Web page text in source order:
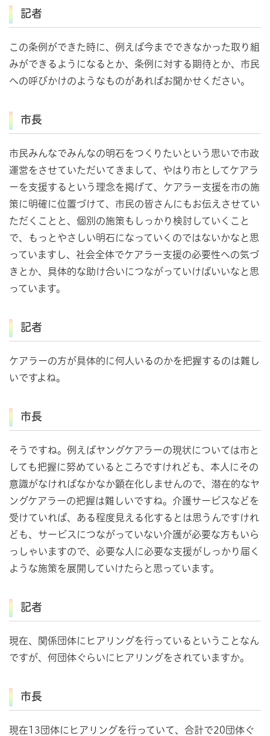
記者
この条例ができた時に、例えば今までできなかった取り組
みができるようになるとか、条例に対する期待とか、市民
への呼びかけのようなものがあればお聞かせください。
市長
市民みんなでみんなの明石をつくりたいという思いで市政
運営をさせていただいてきまして、やはり市としてケアラ
ーを支援するという理念を掲げて、ケアラー支援を市の施
策に明確に位置づけて、市民の皆さんにもお伝えさせてい
ただくことと、個別の施策もしっかり検討していくこと
で、もっとやさしい明石になっていくのではないかなと思
っていますし、社会全体でケアラー支援の必要性への気づ
きとか、具体的な助け合いにつながっていけばいいなと思
っています。
記者
ケアラーの方が具体的に何人いるのかを把握するのは難し
いですよね。
市長
そうですね。例えばヤングケアラーの現状については市と
しても把握に努めているところですけれども、本人にその
意識がなければなかなか顕在化しませんので、潜在的なヤ
ングケアラーの把握は難しいですね。介護サービスなどを
受けていれば、ある程度見える化するとは思うんですけれ
ども、サービスにつながっていない介護が必要な方もいら
っしゃいますので、必要な人に必要な支援がしっかり届く
ような施策を展開していけたらと思っています。
記者
現在、関係団体にヒアリングを行っているということなん
ですが、何団体ぐらいにヒアリングをされていますか。
市長
現在13団体にヒアリングを行っていて、合計で20団体ぐ